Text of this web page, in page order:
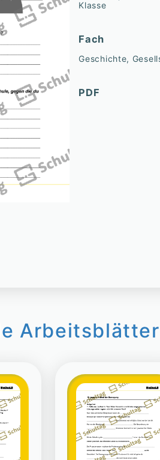
Klasse
Fach
Geschichte,
PDF